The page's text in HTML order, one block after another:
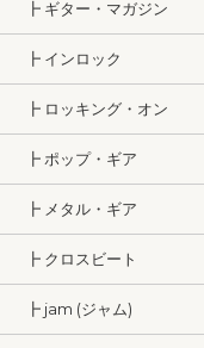
┣ ギター・マガジン
┣ インロック
┣ ロッキング・オン
┣ ポップ・ギア
┣ メタル・ギア
┣ クロスビート
┣ jam (ジャム)